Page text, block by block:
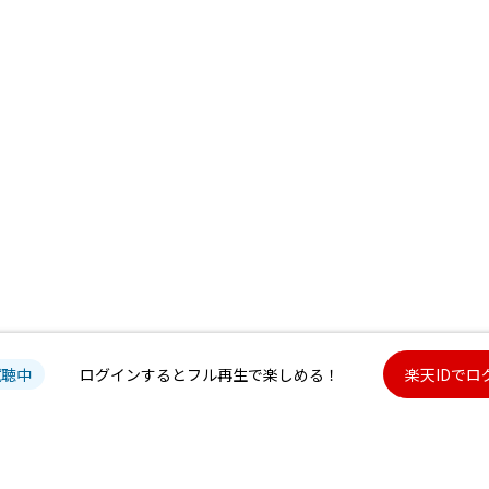
中 ログインするとフル再生で楽しめる！ 楽天IDでロ